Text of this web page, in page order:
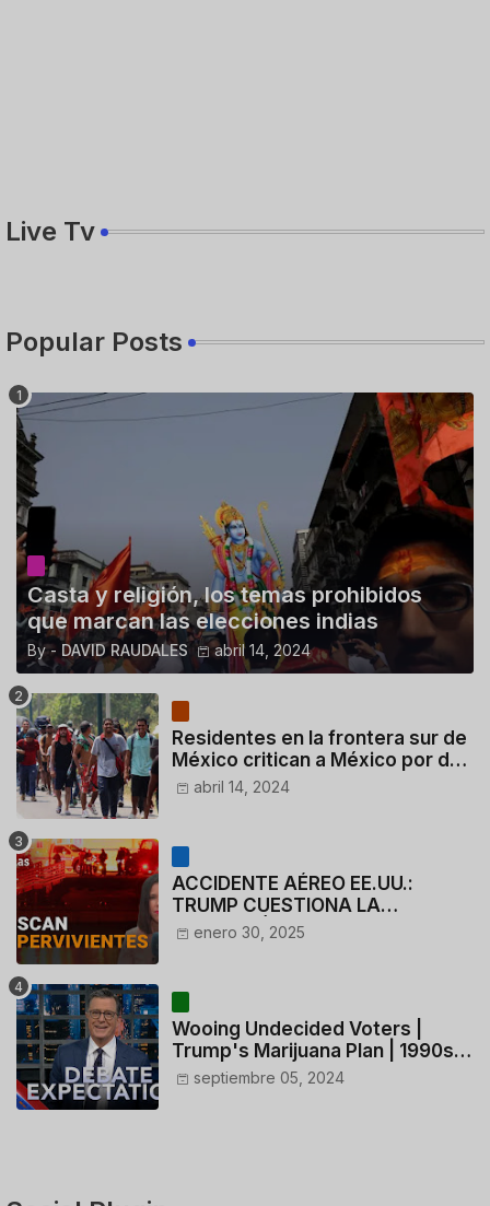
Live Tv
Popular Posts
Casta y religión, los temas prohibidos
que marcan las elecciones indias
By - DAVID RAUDALES abril 14, 2024
Residentes en la frontera sur de
México critican a México por dar
110 dólares a migrantes
abril 14, 2024
ACCIDENTE AÉREO EE.UU.:
TRUMP CUESTIONA LA
ACTUACIÓN DE LOS
enero 30, 2025
Wooing Undecided Voters |
Trump's Marijuana Plan | 1990s
Porn Expert Mark Robinson
septiembre 05, 2024